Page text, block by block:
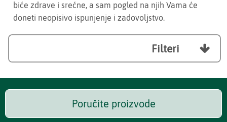
biće zdrave i srećne, a sam pogled na njih Vama će
doneti neopisivo ispunjenje i zadovoljstvo.
Filteri 
Poručite proizvode